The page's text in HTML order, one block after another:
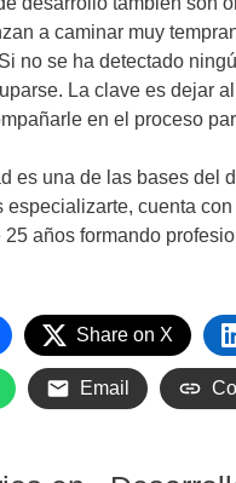
a caminar muy
no se ha detectado
La clave es dejar
en el proceso
es una de las bases del
especializarte, cuenta con
25 años formando
Share on X
Email